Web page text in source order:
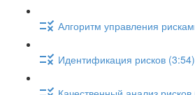
Алгоритм управления
Идентификация рисков (3:54)